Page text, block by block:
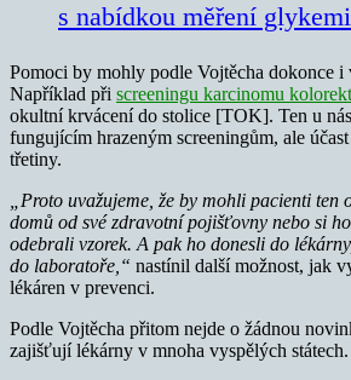
s nabídkou měření
Pomoci by mohly podle Vojtěcha dokonce
Například při screeningu karcinomu
okultní krvácení do stolice [TOK]. Ten u
fungujícím hrazeným screeningům, ale
třetiny.
„Proto uvažujeme, že by mohli pacienti ten
domů od své zdravotní pojišťovny nebo si
odebrali vzorek. A pak ho donesli do
do laboratoře,“ nastínil další možnost, jak
lékáren v prevenci.
Podle Vojtěcha přitom nejde o žádnou
zajišťují lékárny v mnoha vyspělých